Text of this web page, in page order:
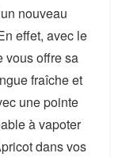
nouveau
effet, avec le
vous offre sa
fraîche et
une pointe
à vapoter
dans vos